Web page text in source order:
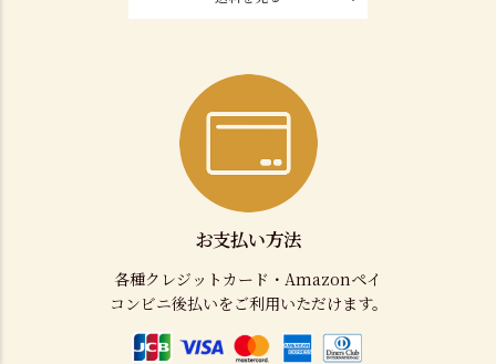
お支払い方法
各種クレジットカード・Amazonペイ
コンビニ後払いをご利用いただけます。